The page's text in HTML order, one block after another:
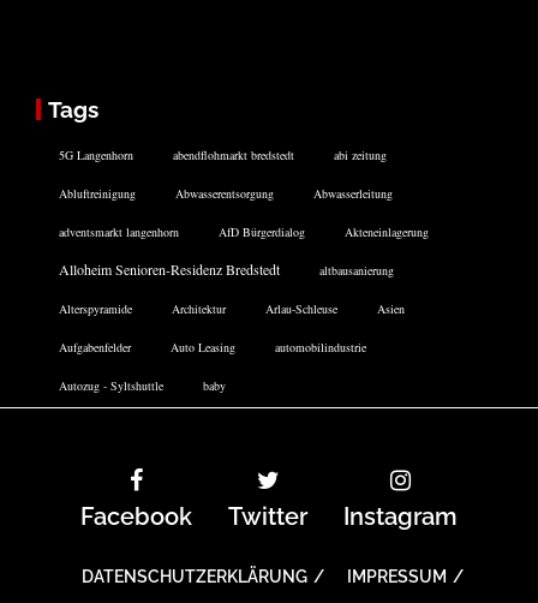
Tags
5G Langenhorn abendflohmarkt bredstedt abi zeitung
Abluftreinigung Abwasserentsorgung Abwasserleitung
adventsmarkt langenhorn AfD Bürgerdialog Akteneinlagerung
Alloheim Senioren-Residenz Bredstedt altbausanierung
Alterspyramide Architektur Arlau-Schleuse Asien
Aufgabenfelder Auto Leasing automobilindustrie
Autozug - Syltshuttle baby
Facebook Twitter Instagram
DATENSCHUTZERKLÄRUNG IMPRESSUM